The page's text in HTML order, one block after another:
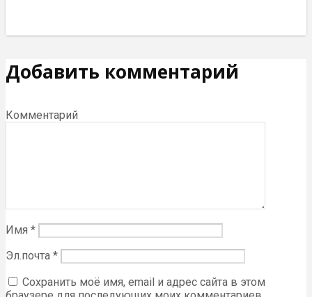
Добавить комментарий
Комментарий
Имя *
Эл.почта *
Сохранить моё имя, email и адрес сайта в этом